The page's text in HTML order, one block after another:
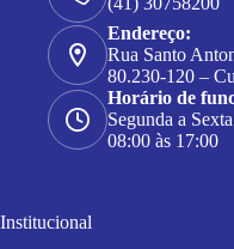
Endereço:
Rua Santo
80.230-120 –
Horário de
Segunda a Sexta
08:00 às 17:00
Institucional